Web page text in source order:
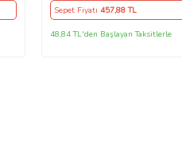
Sepet Fiyatı 457,88 TL
48,84 TL'den Başlayan Taksitlerle